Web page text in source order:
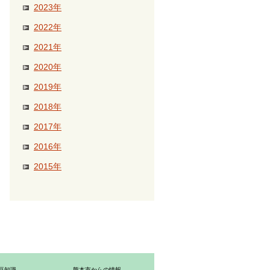
2023年
2022年
2021年
2020年
2019年
2018年
2017年
2016年
2015年